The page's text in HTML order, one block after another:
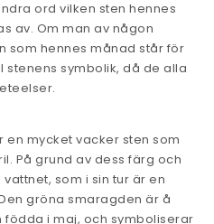
ord vilken sten hennes
av. Om man av någon
som hennes månad står för
stenens symbolik, då de alla
mycket vacker sten som
På grund av dess färg och
som i sin tur är en
gröna smaragden är å
i maj, och symboliserar